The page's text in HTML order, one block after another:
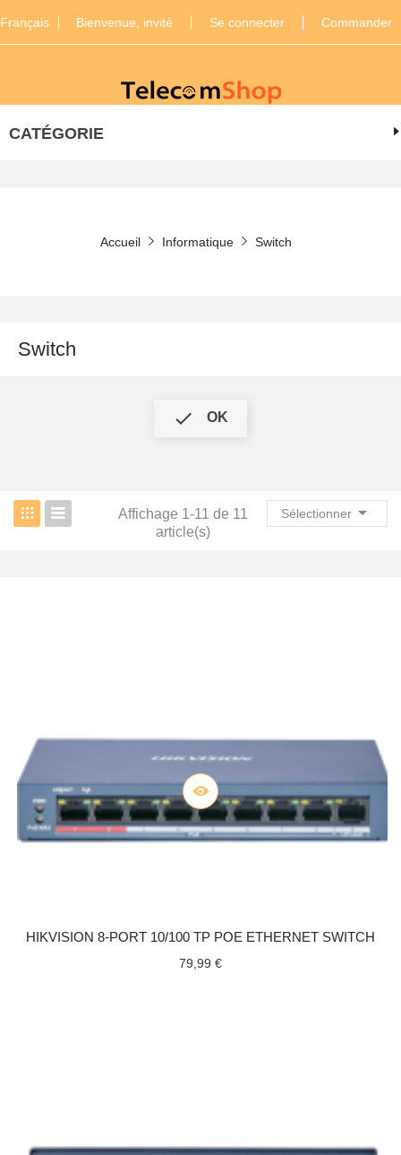
Français Bienvenue, invité Se connecter Commander
CATÉGORIE
Accueil Informatique Switch
Switch
 OK
Sélectionner 
Affichage 1-11 de 11
article(s)
HIKVISION 8-PORT 10/100 TP POE ETHERNET SWITCH
79,99 €